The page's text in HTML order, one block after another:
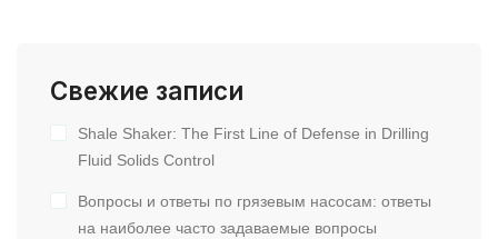
Свежие записи
Shale Shaker: The First Line of Defense in Drilling
Fluid Solids Control
Вопросы и ответы по грязевым насосам: ответы
на наиболее часто задаваемые вопросы